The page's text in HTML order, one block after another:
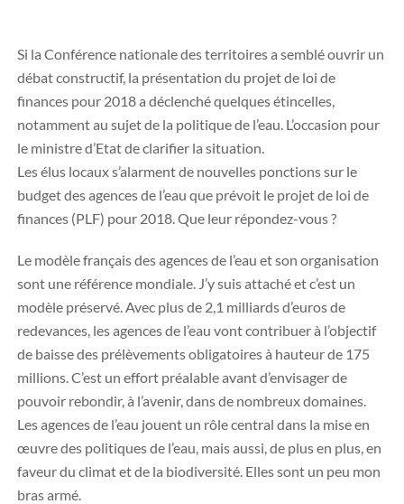
Si la Conférence nationale des territoires a semblé ouvrir un
débat constructif, la présentation du projet de loi de
finances pour 2018 a déclenché quelques étincelles,
notamment au sujet de la politique de l’eau. L’occasion pour
le ministre d’Etat de clarifier la situation.
Les élus locaux s’alarment de nouvelles ponctions sur le
budget des agences de l’eau que prévoit le projet de loi de
finances (PLF) pour 2018. Que leur répondez-vous ?
Le modèle français des agences de l’eau et son organisation
sont une référence mondiale. J’y suis attaché et c’est un
modèle préservé. Avec plus de 2,1 milliards d’euros de
redevances, les agences de l’eau vont contribuer à l’objectif
de baisse des prélèvements obligatoires à hauteur de 175
millions. C’est un effort préalable avant d’envisager de
pouvoir rebondir, à l’avenir, dans de nombreux domaines.
Les agences de l’eau jouent un rôle central dans la mise en
œuvre des politiques de l’eau, mais aussi, de plus en plus, en
faveur du climat et de la biodiversité. Elles sont un peu mon
bras armé.